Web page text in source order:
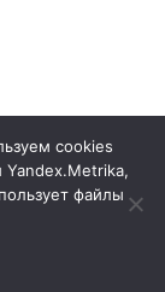
cookies
файлы